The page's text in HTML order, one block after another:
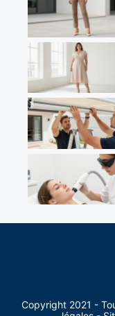
Copyright 2021 -